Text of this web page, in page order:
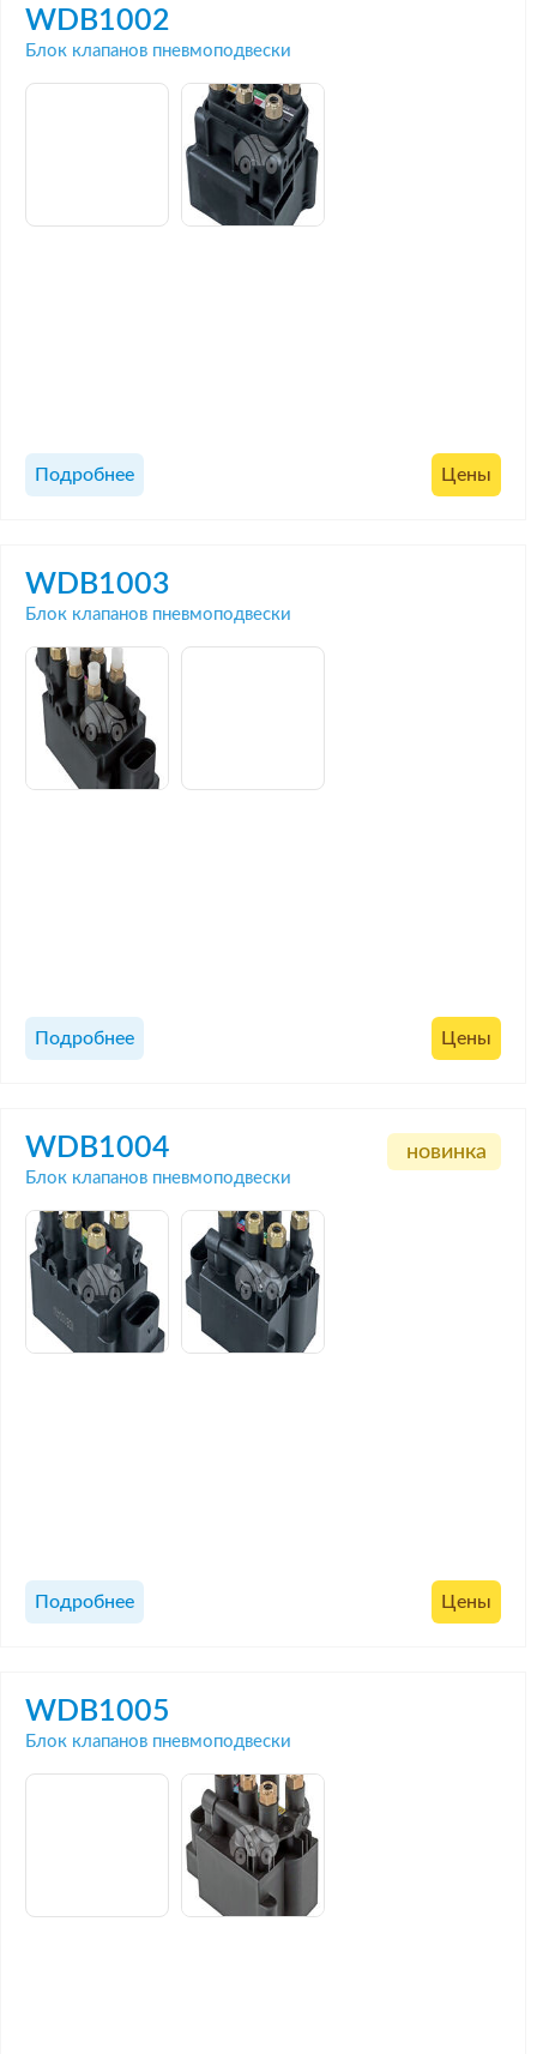
WDB1002
Блок клапанов пневмоподвески
Подробнее Цены
WDB1003
Блок клапанов пневмоподвески
Подробнее Цены
WDB1004
Блок клапанов пневмоподвески
новинка
Подробнее Цены
WDB1005
Блок клапанов пневмоподвески